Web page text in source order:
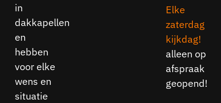
in
dakkapellen
en
hebben
voor elke
wens en
situatie
Elke
zaterdag
kijkdag!
alleen op
afspraak
geopend!